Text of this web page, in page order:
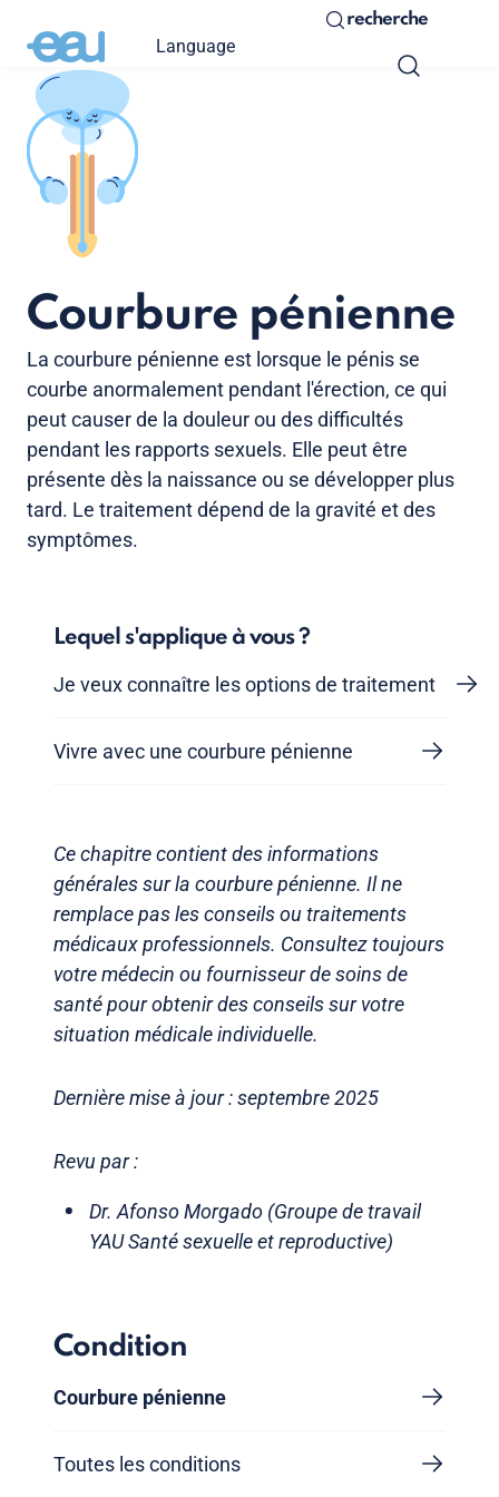
Language
recherche
Courbure pénienne
La courbure pénienne est lorsque le pénis se
courbe anormalement pendant l'érection, ce qui
peut causer de la douleur ou des difficultés
pendant les rapports sexuels. Elle peut être
présente dès la naissance ou se développer plus
tard. Le traitement dépend de la gravité et des
symptômes.
Lequel s'applique à vous ?
Je veux connaître les options de traitement
Vivre avec une courbure pénienne
Ce chapitre contient des informations
générales sur la courbure pénienne. Il ne
remplace pas les conseils ou traitements
médicaux professionnels. Consultez toujours
votre médecin ou fournisseur de soins de
santé pour obtenir des conseils sur votre
situation médicale individuelle.
Dernière mise à jour : septembre 2025
Revu par :
Dr. Afonso Morgado (Groupe de travail
YAU Santé sexuelle et reproductive)
Condition
Courbure pénienne
Toutes les conditions